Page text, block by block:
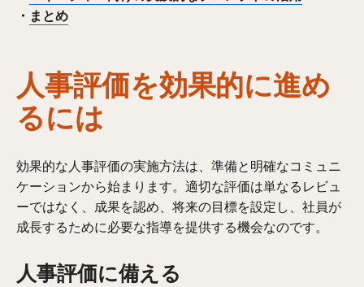
・ まとめ
人事評価を効果的に進め
るには
効果的な人事評価の実施方法は、準備と明確なコミュニ
ケーションから始まります。適切な評価は単なるレビュ
ーではなく、成果を認め、将来の目標を設定し、社員が
成長するために必要な指導を提供する機会なのです。
人事評価に備える